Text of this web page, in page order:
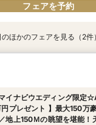
フェアを予約
レス1着プレゼント】地上
れ花嫁体験
9:00〜
13:30〜
17:30〜
名～少人数婚】大阪駅直
美食で叶える上質プライベ
9:00〜
13:30〜
17:30〜
のほかのフェアを見る（2件）
マイナビウエディング限定
円プレゼント 】最大150万
地上150Ｍの眺望を堪能！